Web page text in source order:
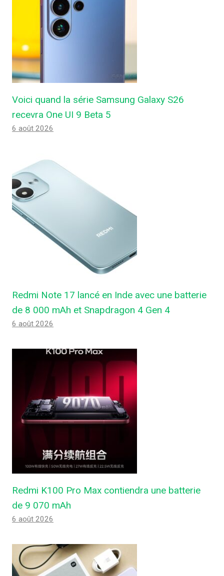
Voici quand la série Samsung Galaxy S26
recevra One UI 9 Beta 5
6 août 2026
Redmi Note 17 lancé en Inde avec une batterie
de 8 000 mAh et Snapdragon 4 Gen 4
6 août 2026
Redmi K100 Pro Max contiendra une batterie
de 9 070 mAh
6 août 2026